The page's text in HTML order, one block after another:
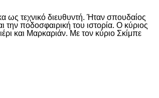
ως τεχνικό διευθυντή. Ήταν σπουδαίος
ποδοσφαιρική του ιστορία. Ο κύριος
και Μαρκαριάν. Με τον κύριο Σκίμπε